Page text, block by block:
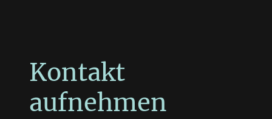
Kontakt
aufnehmen